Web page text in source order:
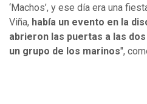
‘Machos’, y ese día era una
Viña, había un evento en la
abrieron las puertas a las
un grupo de los marinos",